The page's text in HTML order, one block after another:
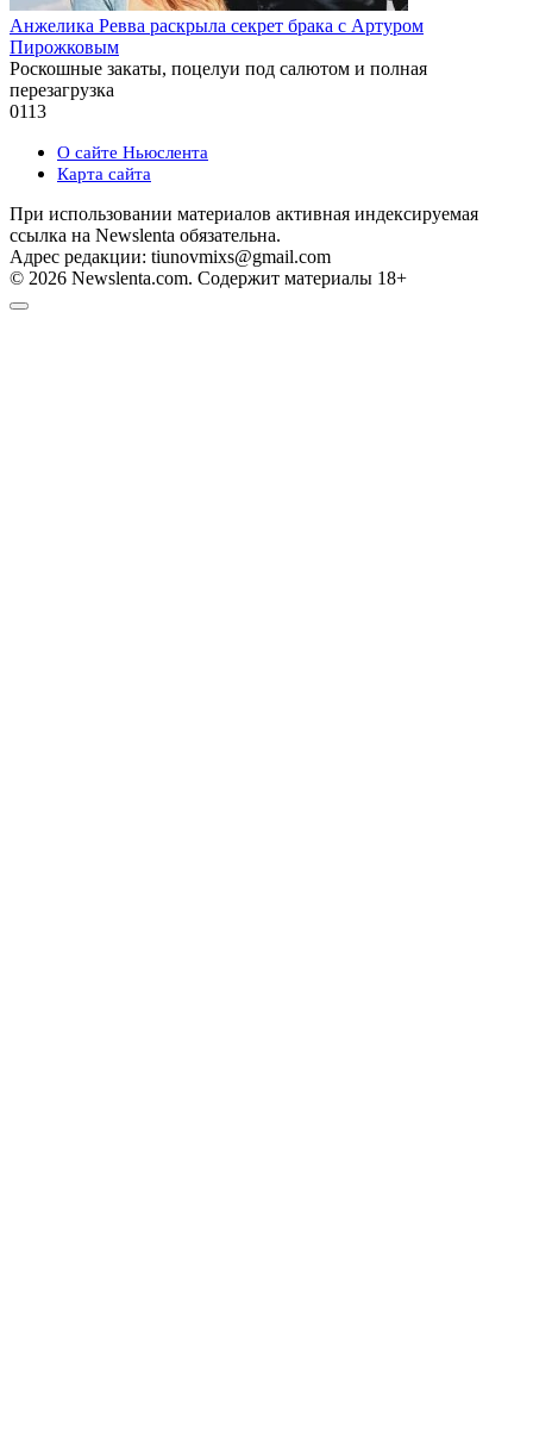
Анжелика Ревва раскрыла секрет брака с Артуром
Пирожковым
Роскошные закаты, поцелуи под салютом и полная
перезагрузка
0113
О сайте Ньюслента
Карта сайта
При использовании материалов активная индексируемая
ссылка на Newslenta обязательна.
Адрес редакции: tiunovmixs@gmail.com
© 2026 Newslenta.com. Содержит материалы 18+